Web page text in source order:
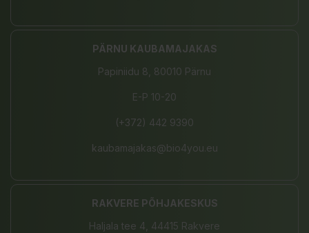
PÄRNU KAUBAMAJAKAS
Papiniidu 8, 80010 Pärnu
E-P 10-20
(+372) 442 9390
kaubamajakas@bio4you.eu
RAKVERE PÕHJAKESKUS
Haljala tee 4, 44415 Rakvere